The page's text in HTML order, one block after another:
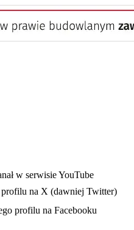
karcie
w serwisie YouTube
profilu na X (dawniej Twitter)
karcie
profilu na Facebooku